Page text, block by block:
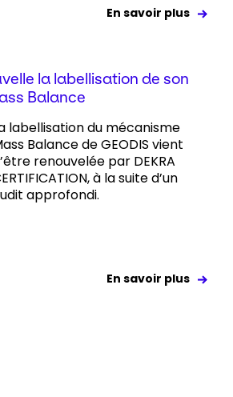
En savoir plus
la labellisation de son
Balance
labellisation du mécanisme
Balance de GEODIS vient
renouvelée par DEKRA
à la suite d’un
approfondi.
En savoir plus